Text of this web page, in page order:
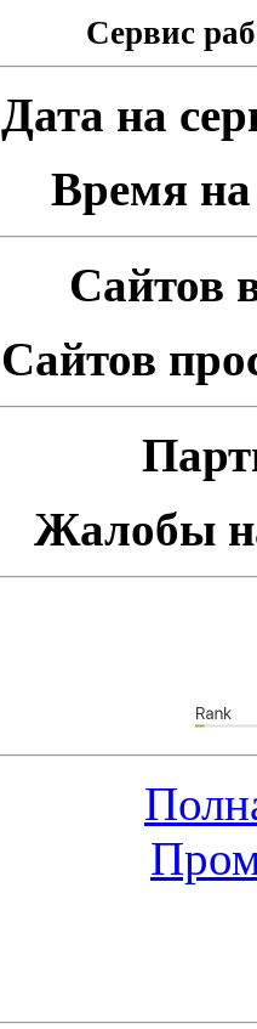
Сервис
Дата на
Время на
Сайтов
Сайтов
Жалобы